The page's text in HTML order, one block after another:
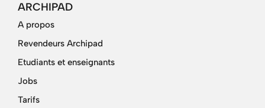
ARCHIPAD
A propos
Revendeurs Archipad
Etudiants et enseignants
Jobs
Tarifs